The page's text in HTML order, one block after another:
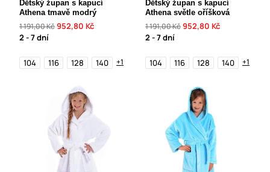
Dětský župan s kapucí
Athena tmavě modrý
1 191,00 Kč952,80 Kč
2 - 7 dní
104 116 128 140 +1
Dětský župan s kapucí
Athena světle oříšková
1 191,00 Kč952,80 Kč
2 - 7 dní
104 116 128 140 +1